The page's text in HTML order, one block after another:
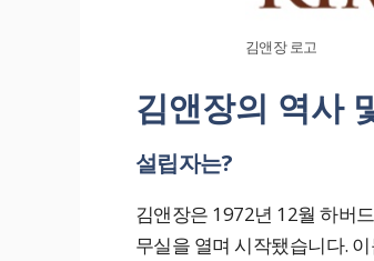
김앤장 로고
김앤장의 역사
설립자는?
김앤장은 1972년 12월 하버
무실을 열며 시작됐습니다.